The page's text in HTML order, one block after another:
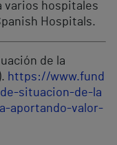
varios hospitales
Hospitals.
de la
https://www.fund
situacion-de-la
aportando-valor-